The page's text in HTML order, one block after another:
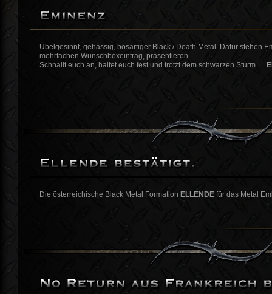
Übelgesinnt, gehässig, bösartiger Black / Death Metal. Dafür stehen
mehrfachen Wunschboxeintrag, präsentieren.
Schnallt euch an, haltet euch fest und trotzt dem schwarzen Sturm ....
Die österreichische Black Metal Formation ELLENDE für das Metal